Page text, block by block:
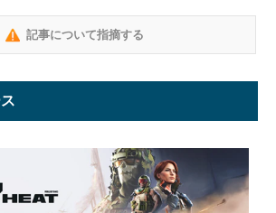
記事について指摘する